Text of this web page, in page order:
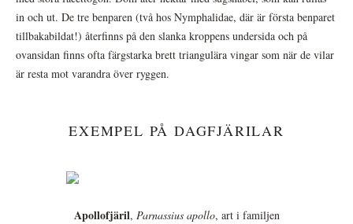
in och ut. De tre benparen (två hos Nymphalidae, där är första benparet
tillbakabildat!) återfinns på den slanka kroppens undersida och på
ovansidan finns ofta färgstarka brett triangulära vingar som när de vilar
är resta mot varandra över ryggen.
EXEMPEL PÅ DAGFJÄRILAR
Apollofjäril, Parnassius apollo, art i familjen